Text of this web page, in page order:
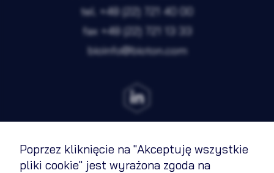
Poprzez kliknięcie na "Akceptuję wszystkie
pliki cookie" jest wyrażona zgoda na
Zapisz wybrane i zamknij
Akceptuję wszystkie pliki cookie
tel. +48 (22) 721 40 00
fax +48 (22) 721 13 33
bioinfo@bioton.com
Regulamin